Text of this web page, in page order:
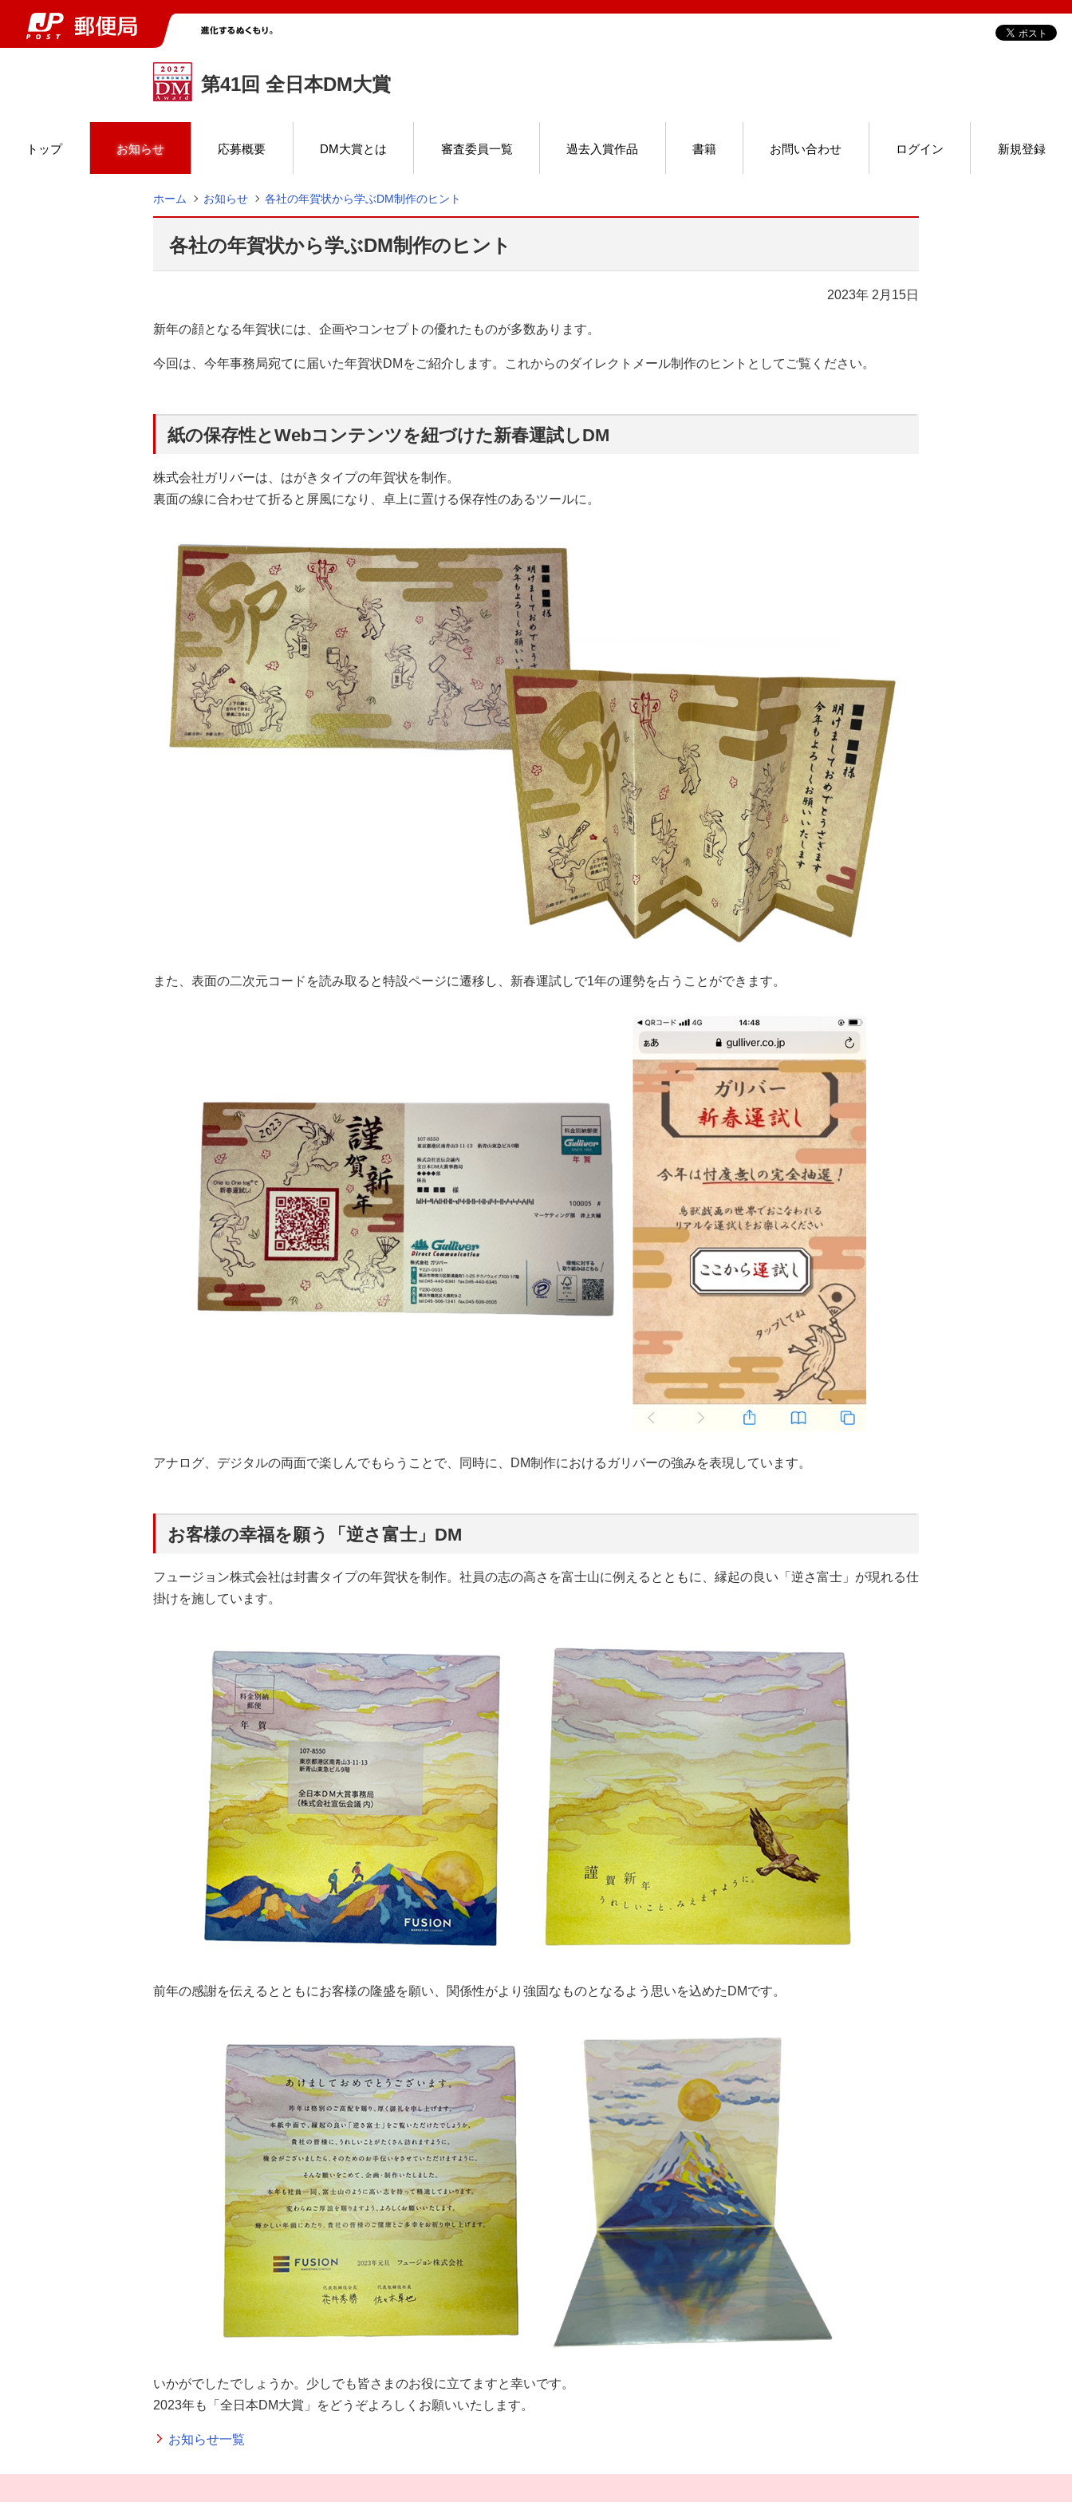
第41回 全日本DM大賞
トップ お知らせ 応募概要 DM大賞とは 審査委員一覧 過去入賞作品 書籍 お問い合わせ ログイン 新規登録
ホーム お知らせ 各社の年賀状から学ぶDM制作のヒント
各社の年賀状から学ぶDM制作のヒント
2023年 2月15日
新年の顔となる年賀状には、企画やコンセプトの優れたものが多数あります。
今回は、今年事務局宛てに届いた年賀状DMをご紹介します。これからのダイレクトメール制作のヒントとしてご覧ください。
紙の保存性とWebコンテンツを紐づけた新春運試しDM
株式会社ガリバーは、はがきタイプの年賀状を制作。
裏面の線に合わせて折ると屏風になり、卓上に置ける保存性のあるツールに。
また、表面の二次元コードを読み取ると特設ページに遷移し、新春運試しで1年の運勢を占うことができます。
アナログ、デジタルの両面で楽しんでもらうことで、同時に、DM制作におけるガリバーの強みを表現しています。
お客様の幸福を願う「逆さ富士」DM
フュージョン株式会社は封書タイプの年賀状を制作。社員の志の高さを富士山に例えるとともに、縁起の良い「逆さ富士」が現れる仕
掛けを施しています。
前年の感謝を伝えるとともにお客様の隆盛を願い、関係性がより強固なものとなるよう思いを込めたDMです。
いかがでしたでしょうか。少しでも皆さまのお役に立てますと幸いです。
2023年も「全日本DM大賞」をどうぞよろしくお願いいたします。
お知らせ一覧